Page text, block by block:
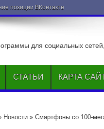
позиции ВКонтакте
для социальных
СТАТЬИ КАРТА
Новости » Смартфоны со 100-